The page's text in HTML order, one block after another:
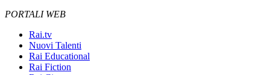
PORTALI WEB
Rai.tv
Nuovi Talenti
Rai Educational
Rai Fiction